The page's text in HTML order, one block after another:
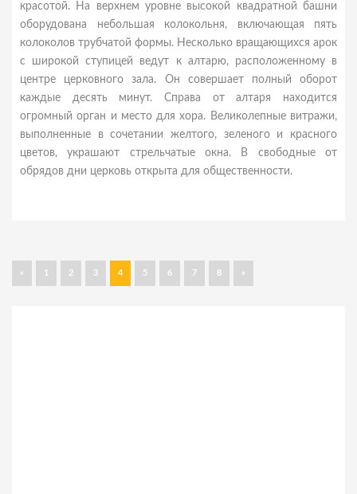
красотой. На верхнем уровне высокой квадратной башни
оборудована небольшая колокольня, включающая пять
колоколов трубчатой формы. Несколько вращающихся арок
с широкой ступицей ведут к алтарю, расположенному в
центре церковного зала. Он совершает полный оборот
каждые десять минут. Справа от алтаря находится
огромный орган и место для хора. Великолепные витражи,
выполненные в сочетании желтого, зеленого и красного
цветов, украшают стрельчатые окна. В свободные от
обрядов дни церковь открыта для общественности.
« 1 2 3 4 5 6 7 8 »